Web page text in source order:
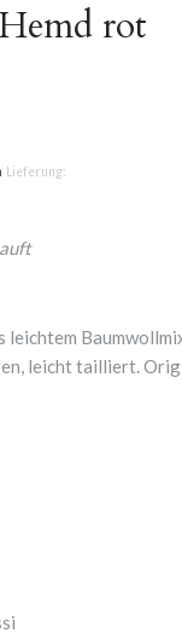
rot
Lieferung:
leichtem
leicht tailliert.